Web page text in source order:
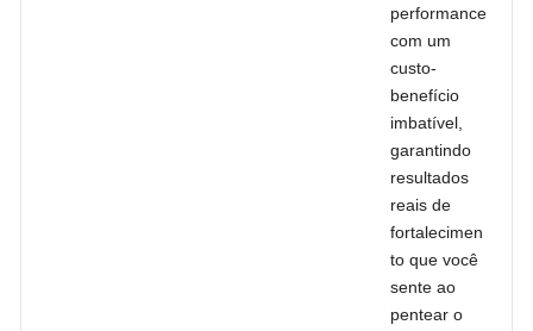
performance
com um
custo-
benefício
imbatível,
garantindo
resultados
reais de
fortalecimen
to que você
sente ao
pentear o